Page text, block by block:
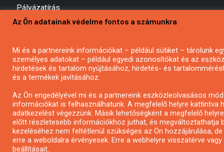
Pályázatírás
Bemutatkozás
Hírlevél feliratkozás
Impresszum
Kapcsolat
Az Ön adatainak védelme fontos a számunkra
Mi és a partnereink információkat – például sütiket – tárolunk
személyes adatokat – például egyedi azonosítókat és az
hirdetések és tartalom nyújtásához, hirdetés- és
és a termékek javításához.
Az Ön engedélyével mi és a partnereink eszközleolvasásos
információkat is felhasználhatunk. A megfelelő helyre
adatkezelést végezzünk. Másik lehetőségként a megfelelő
előtt részletesebb információkhoz juthat, és megváltoztathatja
kezeléséhez nem feltétlenül szükséges az Ön hozzájárulása,
erre a weboldalra érvényesek. Erre a webhelyre visszatérve
beállításait..